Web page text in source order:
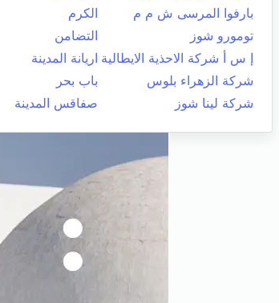
بارفوا المرسى ش م م
الكرم
تومورو شوز
التضامن
إ س أ شركة الاحذية الايطالية اريانة المدينة
شركة الزهراء بلوس
باب بحر
شركة لينا شوز
صفاقس المدينة